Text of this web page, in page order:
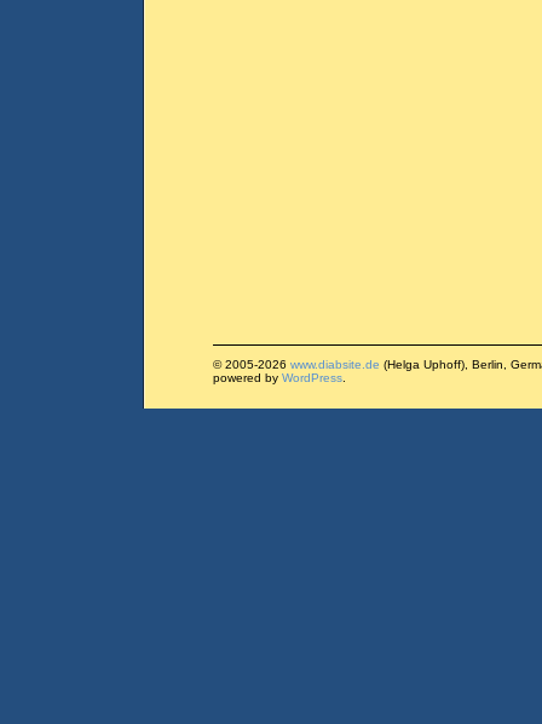
© 2005-2026 www.diabsite.de (Helga Uphoff), Berlin,
powered by WordPress.